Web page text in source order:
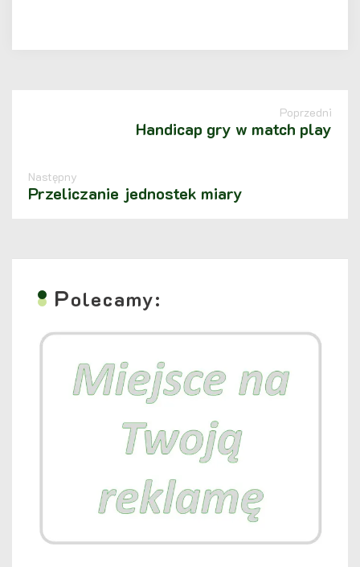
Poprzedni
Handicap gry w match play
Następny
Przeliczanie jednostek miary
Polecamy: